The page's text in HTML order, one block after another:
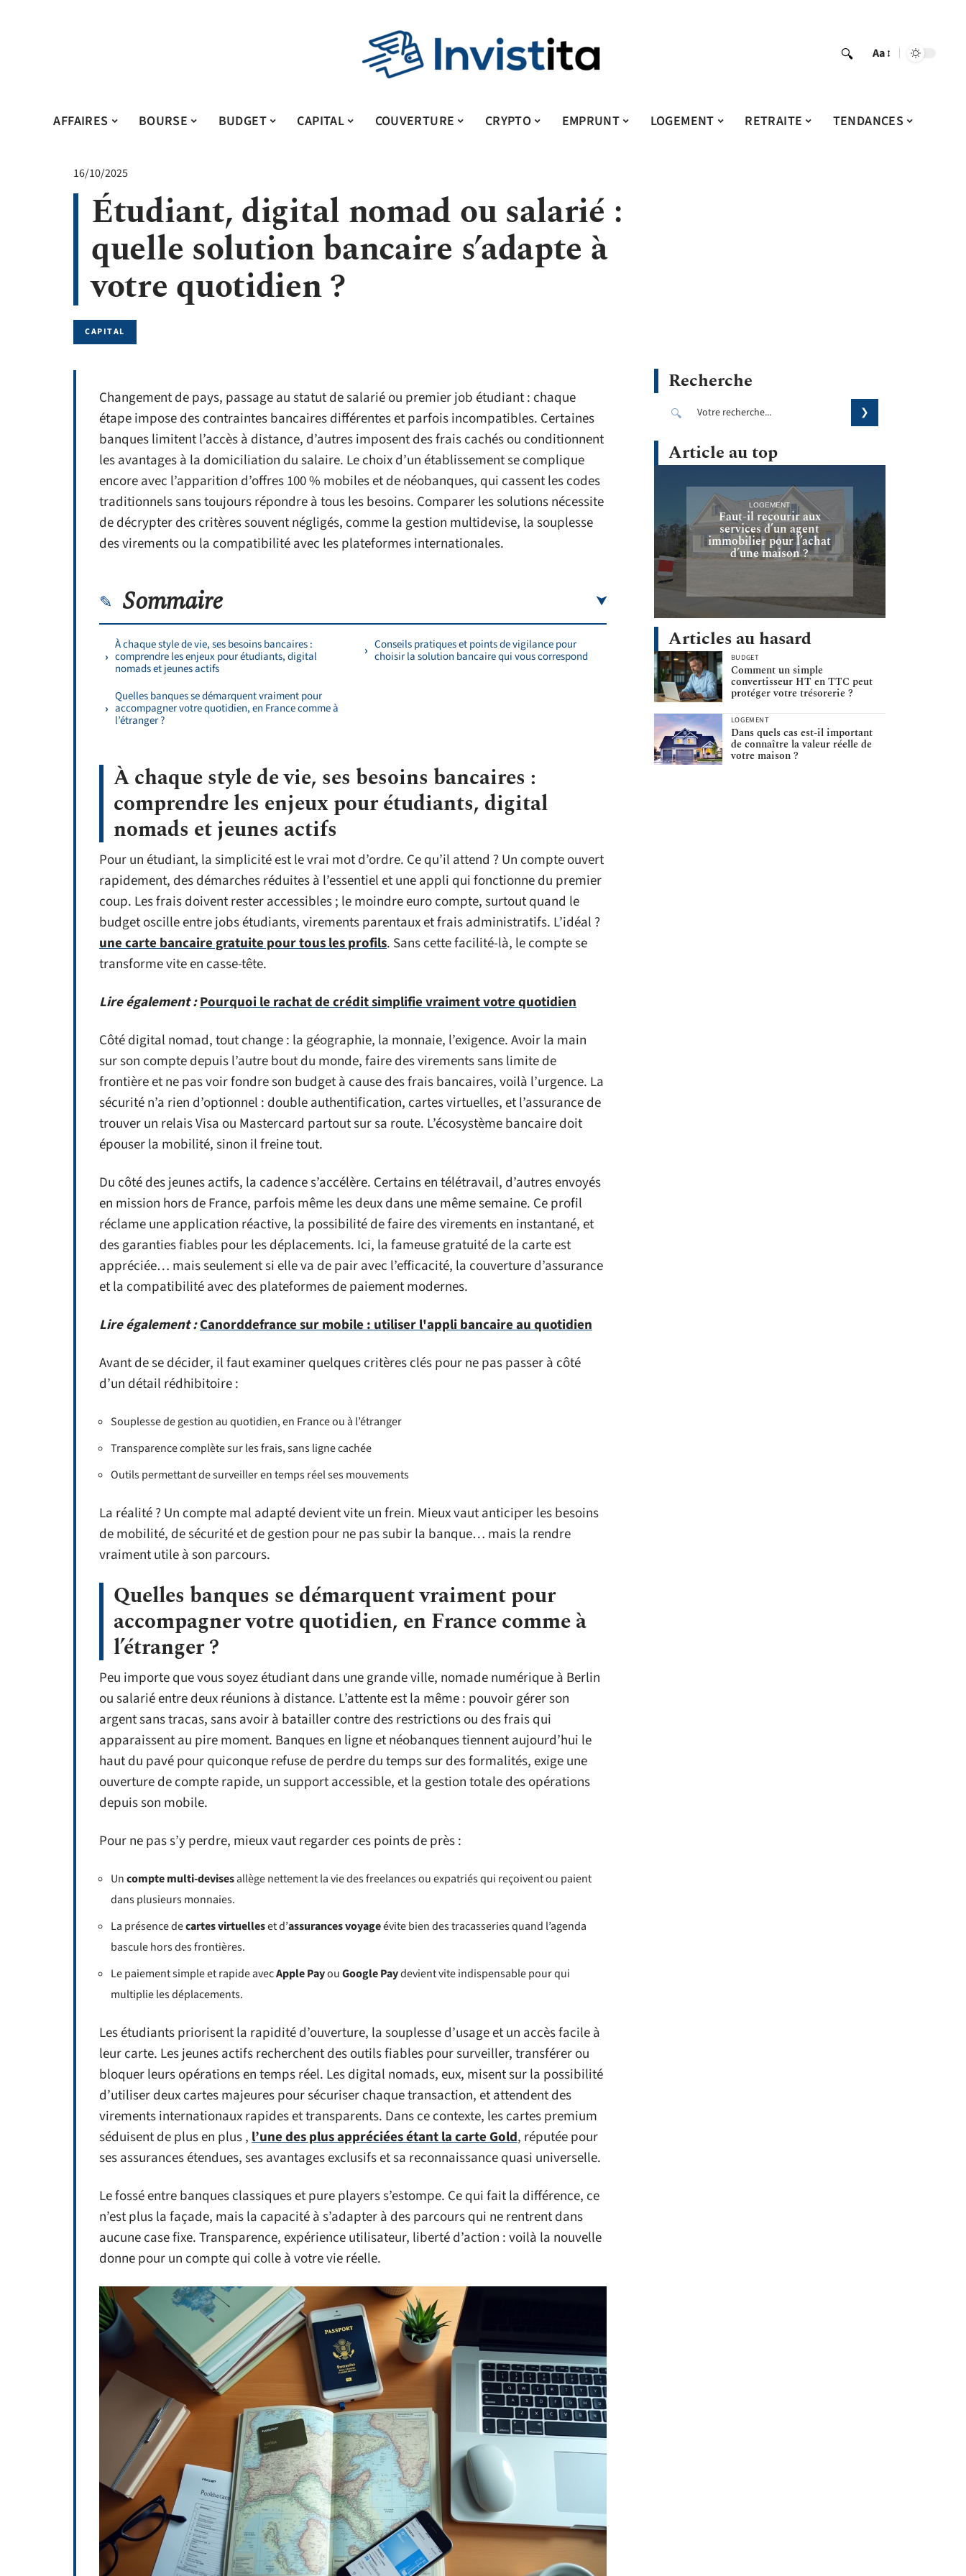
Aa
AFFAIRES BOURSE BUDGET CAPITAL COUVERTURE CRYPTO EMPRUNT LOGEMENT RETRAITE TENDANCES
16/10/2025
Étudiant, digital nomad ou salarié :
quelle solution bancaire s’adapte à
votre quotidien ?
CAPITAL
Changement de pays, passage au statut de salarié ou premier job étudiant : chaque
étape impose des contraintes bancaires différentes et parfois incompatibles. Certaines
banques limitent l’accès à distance, d’autres imposent des frais cachés ou conditionnent
les avantages à la domiciliation du salaire. Le choix d’un établissement se complique
encore avec l’apparition d’offres 100 % mobiles et de néobanques, qui cassent les codes
traditionnels sans toujours répondre à tous les besoins. Comparer les solutions nécessite
de décrypter des critères souvent négligés, comme la gestion multidevise, la souplesse
des virements ou la compatibilité avec les plateformes internationales.
Sommaire
À chaque style de vie, ses besoins bancaires :
comprendre les enjeux pour étudiants, digital
nomads et jeunes actifs
Quelles banques se démarquent vraiment pour
accompagner votre quotidien, en France comme à
l’étranger ?
Conseils pratiques et points de vigilance pour
choisir la solution bancaire qui vous correspond
À chaque style de vie, ses besoins bancaires :
comprendre les enjeux pour étudiants, digital
nomads et jeunes actifs
Pour un étudiant, la simplicité est le vrai mot d’ordre. Ce qu’il attend ? Un compte ouvert
rapidement, des démarches réduites à l’essentiel et une appli qui fonctionne du premier
coup. Les frais doivent rester accessibles ; le moindre euro compte, surtout quand le
budget oscille entre jobs étudiants, virements parentaux et frais administratifs. L’idéal ?
une carte bancaire gratuite pour tous les profils. Sans cette facilité-là, le compte se
transforme vite en casse-tête.
Lire également :Pourquoi le rachat de crédit simplifie vraiment votre quotidien
Côté digital nomad, tout change : la géographie, la monnaie, l’exigence. Avoir la main
sur son compte depuis l’autre bout du monde, faire des virements sans limite de
frontière et ne pas voir fondre son budget à cause des frais bancaires, voilà l’urgence. La
sécurité n’a rien d’optionnel : double authentification, cartes virtuelles, et l’assurance de
trouver un relais Visa ou Mastercard partout sur sa route. L’écosystème bancaire doit
épouser la mobilité, sinon il freine tout.
Du côté des jeunes actifs, la cadence s’accélère. Certains en télétravail, d’autres envoyés
en mission hors de France, parfois même les deux dans une même semaine. Ce profil
réclame une application réactive, la possibilité de faire des virements en instantané, et
des garanties fiables pour les déplacements. Ici, la fameuse gratuité de la carte est
appréciée… mais seulement si elle va de pair avec l’efficacité, la couverture d’assurance
et la compatibilité avec des plateformes de paiement modernes.
Lire également :Canorddefrance sur mobile : utiliser l'appli bancaire au quotidien
Avant de se décider, il faut examiner quelques critères clés pour ne pas passer à côté
d’un détail rédhibitoire :
Souplesse de gestion au quotidien, en France ou à l’étranger
Transparence complète sur les frais, sans ligne cachée
Outils permettant de surveiller en temps réel ses mouvements
La réalité ? Un compte mal adapté devient vite un frein. Mieux vaut anticiper les besoins
de mobilité, de sécurité et de gestion pour ne pas subir la banque… mais la rendre
vraiment utile à son parcours.
Quelles banques se démarquent vraiment pour
accompagner votre quotidien, en France comme à
l’étranger ?
Peu importe que vous soyez étudiant dans une grande ville, nomade numérique à Berlin
ou salarié entre deux réunions à distance. L’attente est la même : pouvoir gérer son
argent sans tracas, sans avoir à batailler contre des restrictions ou des frais qui
apparaissent au pire moment. Banques en ligne et néobanques tiennent aujourd’hui le
haut du pavé pour quiconque refuse de perdre du temps sur des formalités, exige une
ouverture de compte rapide, un support accessible, et la gestion totale des opérations
depuis son mobile.
Pour ne pas s’y perdre, mieux vaut regarder ces points de près :
Uncompte multi-devisesallège nettement la vie des freelances ou expatriés qui reçoivent ou paient
dans plusieurs monnaies.
La présence decartes virtuelleset d’assurances voyageévite bien des tracasseries quand l’agenda
bascule hors des frontières.
Le paiement simple et rapide avecApple PayouGoogle Paydevient vite indispensable pour qui
multiplie les déplacements.
Les étudiants priorisent la rapidité d’ouverture, la souplesse d’usage et un accès facile à
leur carte. Les jeunes actifs recherchent des outils fiables pour surveiller, transférer ou
bloquer leurs opérations en temps réel. Les digital nomads, eux, misent sur la possibilité
d’utiliser deux cartes majeures pour sécuriser chaque transaction, et attendent des
virements internationaux rapides et transparents. Dans ce contexte, les cartes premium
séduisent de plus en plus ,l’une des plus appréciées étant la carte Gold, réputée pour
ses assurances étendues, ses avantages exclusifs et sa reconnaissance quasi universelle.
Le fossé entre banques classiques et pure players s’estompe. Ce qui fait la différence, ce
n’est plus la façade, mais la capacité à s’adapter à des parcours qui ne rentrent dans
aucune case fixe. Transparence, expérience utilisateur, liberté d’action : voilà la nouvelle
donne pour un compte qui colle à votre vie réelle.
Recherche
Article au top
LOGEMENT
Faut-il recourir aux
services d’un agent
immobilier pour l’achat
d’une maison ?
Articles au hasard
BUDGET
Comment un simple
convertisseur HT en TTC peut
protéger votre trésorerie ?
LOGEMENT
Dans quels cas est-il important
de connaître la valeur réelle de
votre maison ?